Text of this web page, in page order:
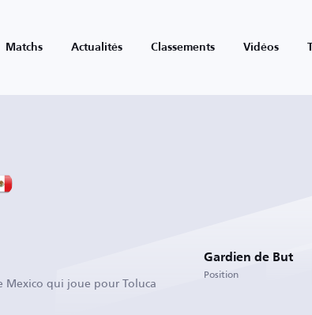
Matchs Actualités Classements Vidéos
qui joue pour Toluca
Gardien de But
Position